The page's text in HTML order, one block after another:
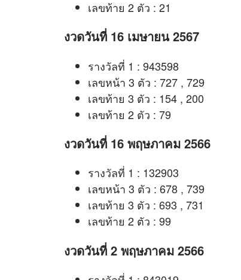
เลขท้าย 2 ตัว : 21
งวดวันที่ 16 เมษายน 2567
รางวัลที่ 1 : 943598
เลขหน้า 3 ตัว : 727 , 729
เลขท้าย 3 ตัว : 154 , 200
เลขท้าย 2 ตัว : 79
งวดวันที่ 16 พฤษภาคม 2566
รางวัลที่ 1 : 132903
เลขหน้า 3 ตัว : 678 , 739
เลขท้าย 3 ตัว : 693 , 731
เลขท้าย 2 ตัว : 99
งวดวันที่ 2 พฤษภาคม 2566